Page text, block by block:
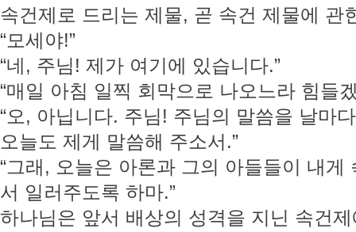
속건제로 드리는 제물, 곧 속건 제물에 관
“모세야!”
“네, 주님! 제가 여기에 있습니다.”
“매일 아침 일찍 회막으로 나오느라 힘들
“오, 아닙니다. 주님! 주님의 말씀을 날마
오늘도 제게 말씀해 주소서.”
“그래, 오늘은 아론과 그의 아들들이 내
서 일러주도록 하마.”
하나님은 앞서 배상의 성격을 지닌 속건